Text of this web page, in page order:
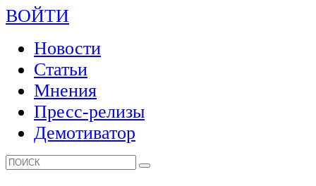
ВОЙТИ
Новости
Статьи
Мнения
Пресс-релизы
Демотиватор